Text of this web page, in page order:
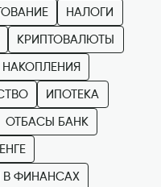
НАЛОГИ
КРИПТОВАЛЮТЫ
ИПОТЕКА
ОТБАСЫ БАНК
В ФИНАНСАХ